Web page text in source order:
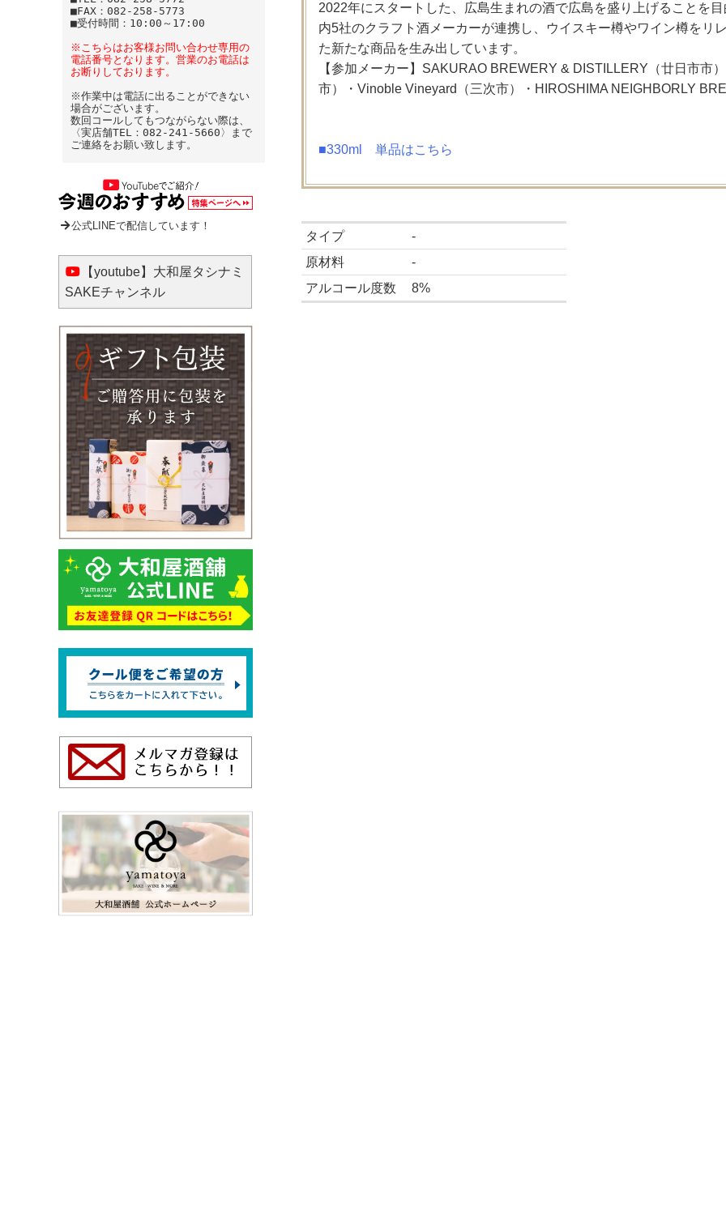
2022年にスタートした、広島生まれの酒で広島を盛り上げることを
内5社のクラフト酒メーカーが連携し、ウイスキー樽やワイン樽をリ
た新たな商品を生み出しています。
【参加メーカー】SAKURAO BREWERY & DISTILLERY（廿日市市
市）・Vinoble Vineyard（三次市）・HIROSHIMA NEIGHBORLY
■330ml 単品はこちら
タイプ
-
原材料
-
アルコール度数
8%
■FAX：082-258-5773
■受付時間：10:00～17:00
※こちらはお客様お問い合わせ専用の
電話番号となります。営業のお電話は
お断りしております。
※作業中は電話に出ることができない
場合がございます。
数回コールしてもつながらない際は、
〈実店舗TEL：082-241-5660〉まで
ご連絡をお願い致します。
公式LINEで配信しています！
【youtube】大和屋タシナミ
SAKEチャンネル